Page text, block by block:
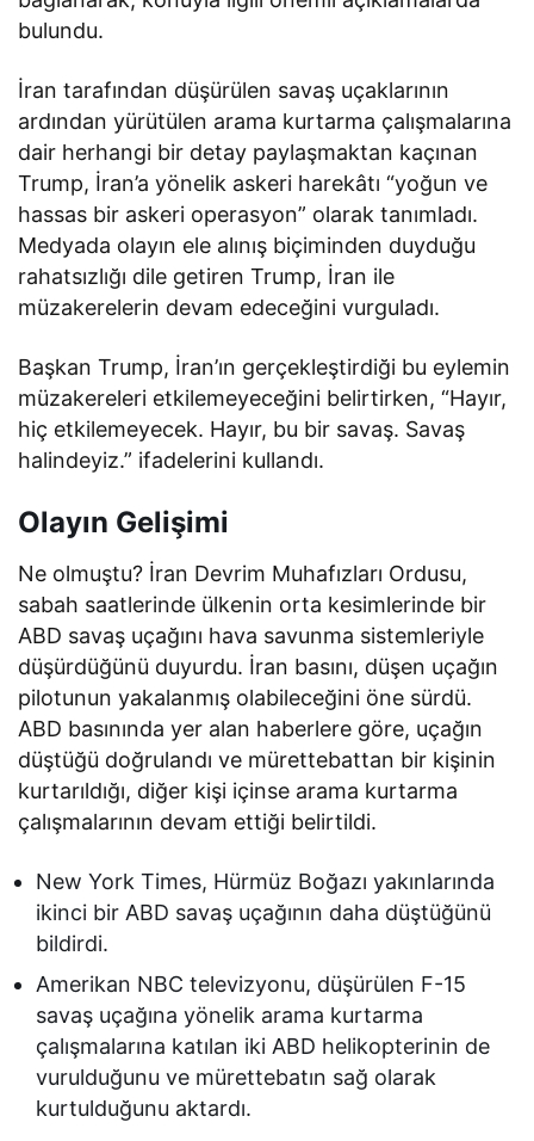
bulundu.
İran tarafından düşürülen savaş uçaklarının
ardından yürütülen arama kurtarma çalışmalarına
dair herhangi bir detay paylaşmaktan kaçınan
Trump, İran’a yönelik askeri harekâtı “yoğun ve
hassas bir askeri operasyon” olarak tanımladı.
Medyada olayın ele alınış biçiminden duyduğu
rahatsızlığı dile getiren Trump, İran ile
müzakerelerin devam edeceğini vurguladı.
Başkan Trump, İran’ın gerçekleştirdiği bu eylemin
müzakereleri etkilemeyeceğini belirtirken, “Hayır,
hiç etkilemeyecek. Hayır, bu bir savaş. Savaş
halindeyiz.” ifadelerini kullandı.
Olayın Gelişimi
Ne olmuştu? İran Devrim Muhafızları Ordusu,
sabah saatlerinde ülkenin orta kesimlerinde bir
ABD savaş uçağını hava savunma sistemleriyle
düşürdüğünü duyurdu. İran basını, düşen uçağın
pilotunun yakalanmış olabileceğini öne sürdü.
ABD basınında yer alan haberlere göre, uçağın
düştüğü doğrulandı ve mürettebattan bir kişinin
kurtarıldığı, diğer kişi içinse arama kurtarma
çalışmalarının devam ettiği belirtildi.
New York Times, Hürmüz Boğazı yakınlarında
ikinci bir ABD savaş uçağının daha düştüğünü
bildirdi.
Amerikan NBC televizyonu, düşürülen F-15
savaş uçağına yönelik arama kurtarma
çalışmalarına katılan iki ABD helikopterinin de
vurulduğunu ve mürettebatın sağ olarak
kurtulduğunu aktardı.